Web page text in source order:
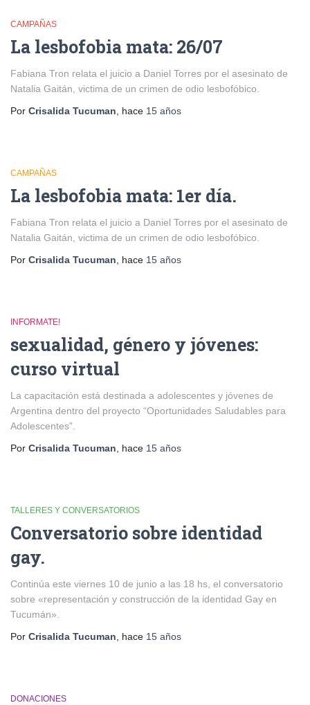
CAMPAÑAS
La lesbofobia mata: 26/07
Fabiana Tron relata el juicio a Daniel Torres por el asesinato de
Natalia Gaitán, victima de un crimen de odio lesbofóbico.
Por Crisalida Tucuman , hace 15 años
CAMPAÑAS
La lesbofobia mata: 1er día.
Fabiana Tron relata el juicio a Daniel Torres por el asesinato de
Natalia Gaitán, victima de un crimen de odio lesbofóbico.
Por Crisalida Tucuman , hace 15 años
INFORMATE!
sexualidad, género y jóvenes:
curso virtual
La capacitación está destinada a adolescentes y jóvenes de
Argentina dentro del proyecto “Oportunidades Saludables para
Adolescentes”.
Por Crisalida Tucuman , hace 15 años
TALLERES Y CONVERSATORIOS
Conversatorio sobre identidad
gay.
Continúa este viernes 10 de junio a las 18 hs, el conversatorio
sobre «representación y construcción de la identidad Gay en
Tucumán».
Por Crisalida Tucuman , hace 15 años
DONACIONES